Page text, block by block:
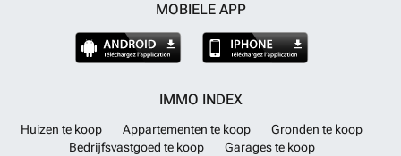
MOBIELE APP
IMMO INDEX
Huizen te koop Appartementen te koop
Gronden te koop
Bedrijfsvastgoed te koop
Garages te koop